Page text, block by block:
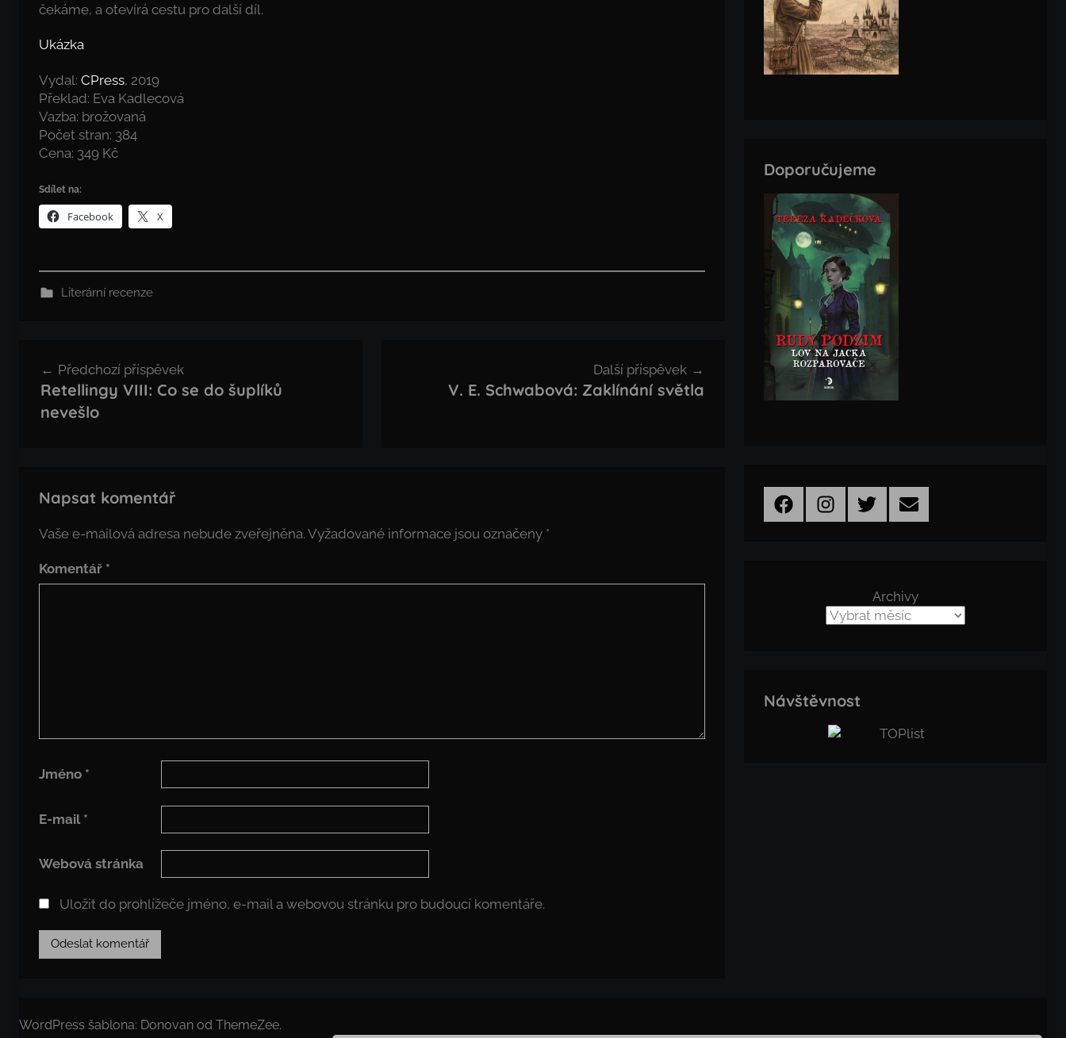
čekáme, a otevírá cestu pro další díl.
Ukázka
Vydal: CPress, 2019
Překlad: Eva Kadlecová
Vazba: brožovaná
Počet stran: 384
Cena: 349 Kč
Sdílet na:
Facebook X
Literární recenze
pro
příspěvek
Předchozí příspěvek
Retellingy VIII: Co se do šuplíků
nevešlo
Další příspěvek
V. E. Schwabová: Zaklínání světla
Napsat komentář
Vaše e-mailová adresa nebude zveřejněna. Vyžadované informace jsou označeny *
Komentář *
Jméno *
E-mail *
Webová stránka
Uložit do prohlížeče jméno, e-mail a webovou stránku pro budoucí komentáře.
Doporučujeme
FacebookInstagramTwitterEmail
Archivy
Návštěvnost
WordPress šablona: Donovan od ThemeZee.